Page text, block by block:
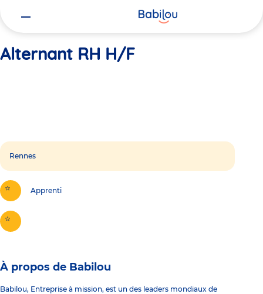
Alternant RH H/F
Rennes
Apprenti
À propos de Babilou
Babilou, Entreprise à mission, est un des leaders mondiaux de